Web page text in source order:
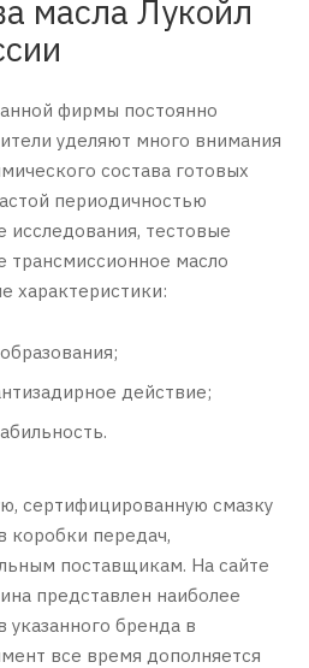
масла Лукойл
фирмы постоянно
уделяют много внимания
состава готовых
периодичностью
исследования, тестовые
трансмиссионное масло
характеристики:
действие;
сертифицированную смазку
коробки передач,
поставщикам. На сайте
представлен наиболее
указанного бренда в
все время дополняется